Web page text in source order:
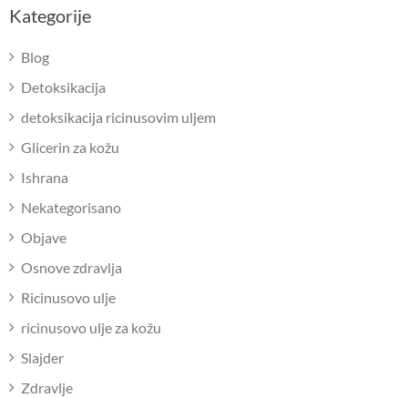
Kategorije
Blog
Detoksikacija
detoksikacija ricinusovim uljem
Glicerin za kožu
Ishrana
Nekategorisano
Objave
Osnove zdravlja
Ricinusovo ulje
ricinusovo ulje za kožu
Slajder
Zdravlje